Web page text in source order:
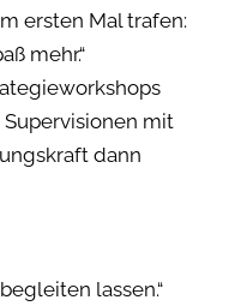
ersten Mal trafen:
mehr.“
mit
dann
lassen.“